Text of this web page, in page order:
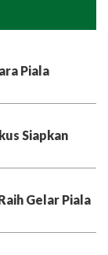
Piala
Siapkan
Gelar Piala